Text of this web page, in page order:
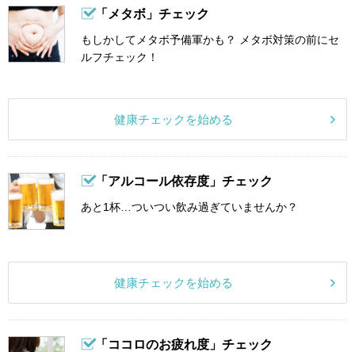
「メタボ」チェック
もしかしてメタボ予備軍かも？ メタボ対策の前にセ
ルフチェック！
健康チェックを始める
「アルコール依存度」チェック
あと1杯…ついつい飲み過ぎていませんか？
健康チェックを始める
「ココロのお疲れ度」チェック